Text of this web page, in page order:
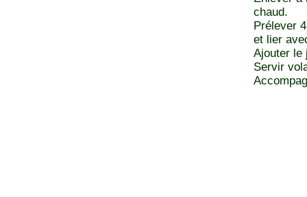
chaud.
Prélever
et lier
Ajouter le
Servir